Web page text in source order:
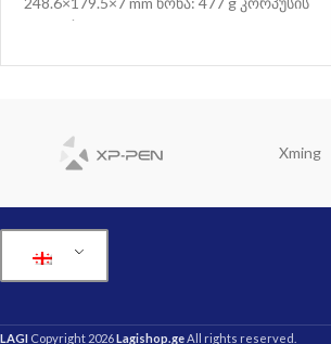
ტიპი: Glass front, aluminum back,
Xming
LAGI Copyright 2026Lagishop.geAll rights reserved.